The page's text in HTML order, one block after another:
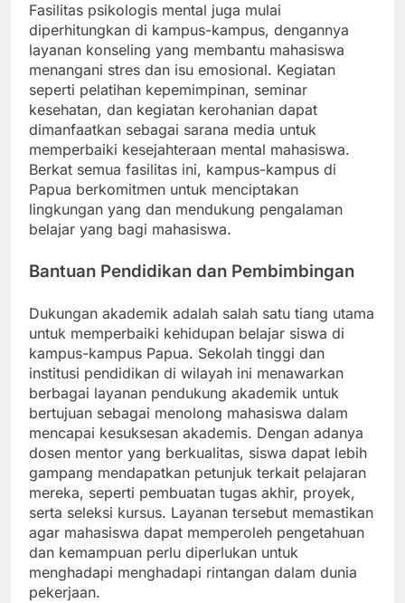
Fasilitas psikologis mental juga mulai
diperhitungkan di kampus-kampus, dengannya
layanan konseling yang membantu mahasiswa
menangani stres dan isu emosional. Kegiatan
seperti pelatihan kepemimpinan, seminar
kesehatan, dan kegiatan kerohanian dapat
dimanfaatkan sebagai sarana media untuk
memperbaiki kesejahteraan mental mahasiswa.
Berkat semua fasilitas ini, kampus-kampus di
Papua berkomitmen untuk menciptakan
lingkungan yang dan mendukung pengalaman
belajar yang bagi mahasiswa.
Bantuan Pendidikan dan Pembimbingan
Dukungan akademik adalah salah satu tiang utama
untuk memperbaiki kehidupan belajar siswa di
kampus-kampus Papua. Sekolah tinggi dan
institusi pendidikan di wilayah ini menawarkan
berbagai layanan pendukung akademik untuk
bertujuan sebagai menolong mahasiswa dalam
mencapai kesuksesan akademis. Dengan adanya
dosen mentor yang berkualitas, siswa dapat lebih
gampang mendapatkan petunjuk terkait pelajaran
mereka, seperti pembuatan tugas akhir, proyek,
serta seleksi kursus. Layanan tersebut memastikan
agar mahasiswa dapat memperoleh pengetahuan
dan kemampuan perlu diperlukan untuk
menghadapi menghadapi rintangan dalam dunia
pekerjaan.